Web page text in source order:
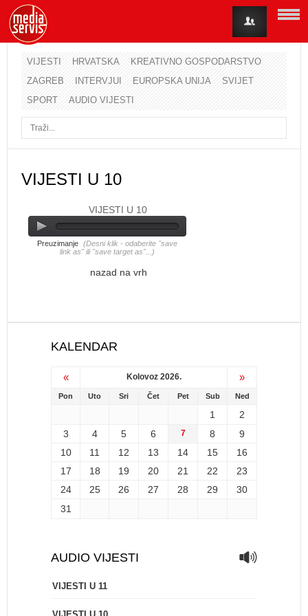
VIJESTI HRVATSKA
KREATIVNO GOSPODARSTVO
ZAGREB
INTERVJUI EUROPSKA UNIJA
SVIJET
SPORT
AUDIO VIJESTI
VIJESTI U 10
VIJESTI U 10
Preuzimanje (Desni klik - odaberite "save
link as" ili "save target as"...)
nazad na vrh
KALENDAR
« Kolovoz 2026. »
Pon Uto Sri Čet Pet Sub Ned
1
2
3
4 5 6 7 8
9
10
11 12 13 14 15
16
17
18 19 20 21 22
23
24
25 26 27 28 29
30
31
AUDIO VIJESTI
VIJESTI U 11
Korisničko ime
Lozinka
Zaboravili ste lozinku?